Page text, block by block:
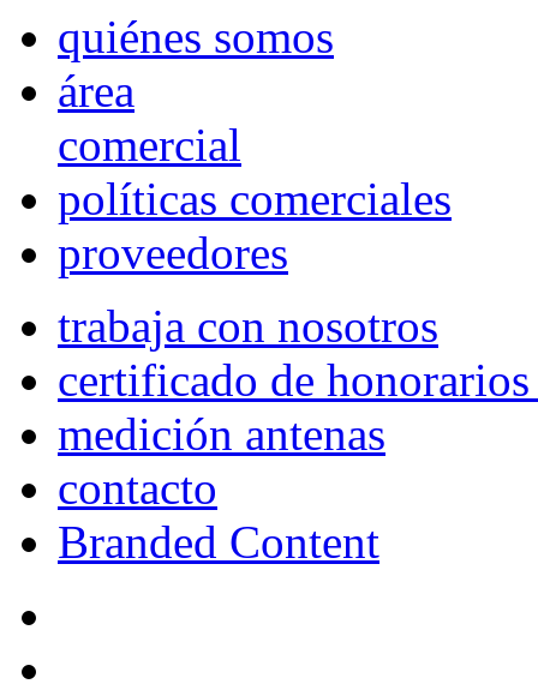
quiénes somos
área
comercial
políticas comerciales
proveedores
trabaja con nosotros
certificado de
medición antenas
contacto
Branded Content